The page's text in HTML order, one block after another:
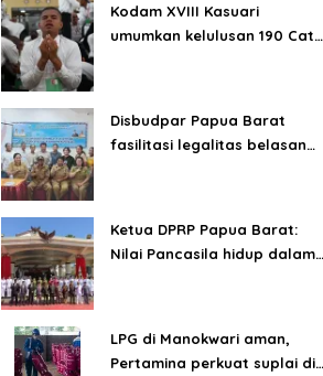
Kodam XVIII Kasuari
umumkan kelulusan 190 Cata
Disbudpar Papua Barat
fasilitasi legalitas belasan
Ketua DPRP Papua Barat:
Nilai Pancasila hidup dalam
LPG di Manokwari aman,
Pertamina perkuat suplai di